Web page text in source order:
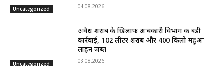
Uncategorized 04.08.2026
Uncategorized
अवैध शराब के खिलाफ आबकारी विभाग की बड़ी
कार्रवाई, 102 लीटर शराब और 400 किलो महुआ
लाहन जब्त
03.08.2026